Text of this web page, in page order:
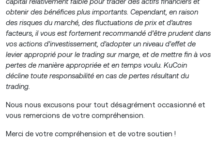
obtenir des bénéfices plus importants. Cependant, en raison
des risques du marché, des fluctuations de prix et d'autres
facteurs, il vous est fortement recommandé d'être prudent dans
vos actions d'investissement, d'adopter un niveau d'effet de
levier approprié pour le trading sur marge, et de mettre fin à vos
pertes de manière appropriée et en temps voulu. KuCoin
décline toute responsabilité en cas de pertes résultant du
trading.
Nous nous excusons pour tout désagrément occasionné et
vous remercions de votre compréhension.
Merci de votre compréhension et de votre soutien !